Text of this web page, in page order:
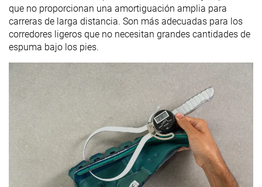
que no proporcionan una amortiguación amplia para
carreras de larga distancia. Son más adecuadas para los
corredores ligeros que no necesitan grandes cantidades de
espuma bajo los pies.